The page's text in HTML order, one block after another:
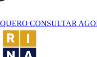
QUERO CONSULTAR